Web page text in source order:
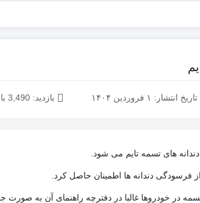
تاریخ انتشار: ۱ فروردین ۱۴۰۴ بازدید:3,490 بازدید
های تسمه تایم می شود.
فرسودگی دندانه ها اطمینان حاصل کرد.
در خودروها غالبا در دفترچه راهنمای آن به